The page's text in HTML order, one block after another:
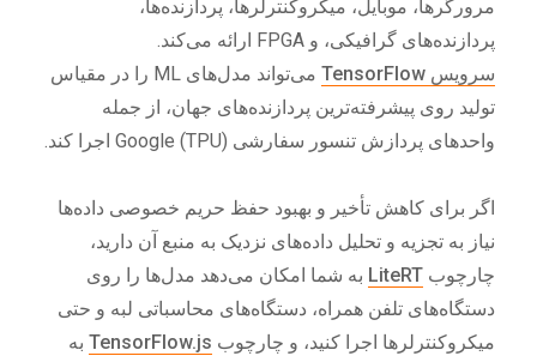
مرورگرها، موبایل، میکروکنترلرها، پردازنده‌ها،
پردازنده‌های گرافیکی، و FPGA ارائه می‌کند.
سرویس TensorFlow
می‌تواند مدل‌های ML را در مقیاس
تولید روی پیشرفته‌ترین پردازنده‌های جهان، از جمله
واحدهای پردازش تنسور سفارشی Google (TPU) اجرا کند.
اگر برای کاهش تأخیر و بهبود حفظ حریم خصوصی داده‌ها
نیاز به تجزیه و تحلیل داده‌های نزدیک به منبع آن دارید،
چارچوب LiteRT به شما امکان می‌دهد مدل‌ها را روی
دستگاه‌های تلفن همراه، دستگاه‌های محاسباتی لبه و حتی
میکروکنترلرها اجرا کنید، و چارچوب TensorFlow.js به